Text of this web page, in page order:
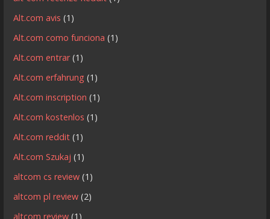
Alt.com avis (1)
Alt.com como funciona (1)
Alt.com entrar(1)
Alt.com erfahrung (1)
Alt.com inscription (1)
Alt.com kostenlos (1)
Alt.com reddit (1)
Alt.com Szukaj (1)
altcom cs review (1)
altcom pl review (2)
altcom review (1)